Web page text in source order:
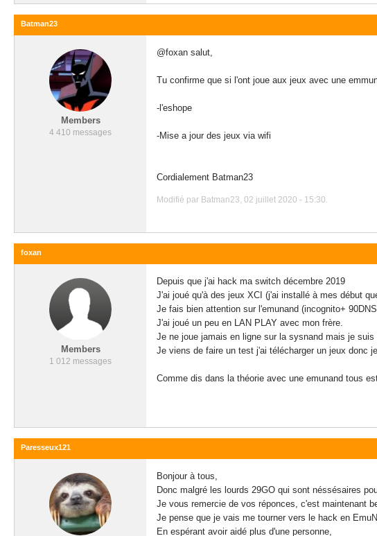
Batman23
Members
4 410 messages
@foxan salut,
Tu confirme que si l'ont joue aux jeux avec une
-l'eshope
-Mise a jour des jeux via wifi
Cordialement Batman23
Modifié par Batman23, 02 juillet 2020 - 15:30.
foxan
Members
1 012 messages
Depuis que j'ai hack ma switch décembre 2019
J'ai joué qu'à des jeux XCI (j'ai installé à mes début
Je fais bien attention sur l'emunand (incognito+
J'ai joué un peu en LAN PLAY avec mon frère.
Je ne joue jamais en ligne sur la sysnand mais je
Je viens de faire un test j'ai télécharger un jeux donc
Comme dis dans la théorie avec une emunand tous
Paresseux121
Bonjour à tous,
Donc malgré les lourds 29GO qui sont néssésaires
Je vous remercie de vos réponces, c'est maintenant
Je pense que je vais me tourner vers le hack en
En espérant avoir aidé plus d'une personne,